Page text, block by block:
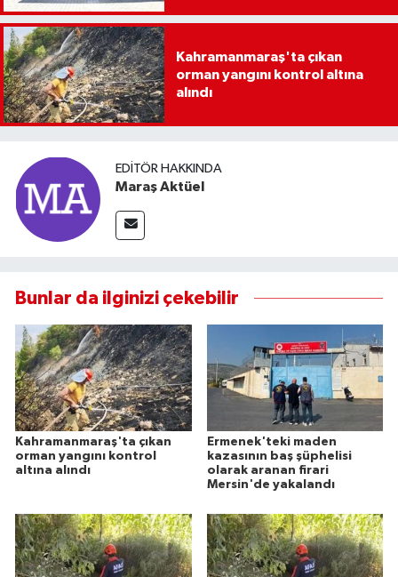
Kahramanmaraş'ta çıkan
orman yangını kontrol altına
alındı
EDITÖR HAKKINDA
Maraş Aktüel
Bunlar da ilginizi çekebilir
Kahramanmaraş'ta çıkan
orman yangını kontrol
altına alındı
Ermenek'teki maden
kazasının baş şüphelisi
olarak aranan firari
Mersin'de yakalandı